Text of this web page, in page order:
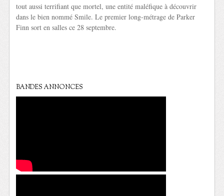
tout aussi terrifiant que mortel, une entité maléfique à découvrir
dans le bien nommé Smile. Le premier long-métrage de Parker
Finn sort en salles ce 28 septembre.
BANDES ANNONCES